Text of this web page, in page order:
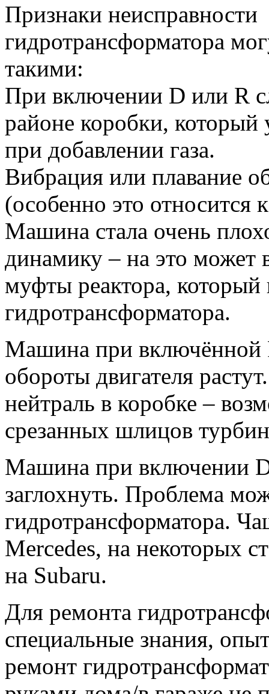
Признаки неисправности
гидротрансформатора
такими:
При включении D или R
районе коробки, который
при добавлении газа.
Вибрация или плавание
(особенно это относится
Машина стала очень
динамику – на это может
муфты реактора, который
гидротрансформатора.
Машина при включённой
обороты двигателя
нейтраль в коробке –
срезанных шлицов
Машина при включении D
заглохнуть. Проблема
гидротрансформатора.
Mercedes, на некоторых
на Subaru.
Для ремонта
специальные знания,
ремонт